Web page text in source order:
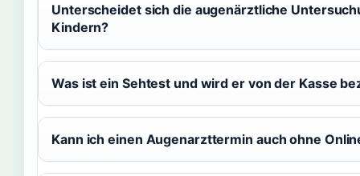
Unterscheidet sich die augenärztliche
Kindern?
Was ist ein Sehtest und wird er von der Kasse
Kann ich einen Augenarzttermin auch ohne